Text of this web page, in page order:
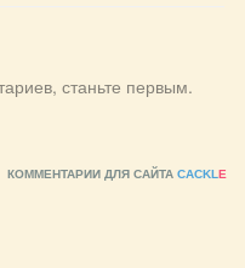
станьте первым.
КОММЕНТАРИИ ДЛЯ САЙТА CACKL E